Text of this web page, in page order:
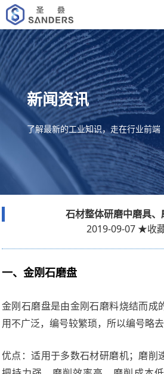
新闻资讯
了解最新的工业知识，走在行业前端
石材整体研磨中磨具
2019-09-07 ★收
一、金刚石磨盘
金刚石磨盘是由金刚石磨料烧结而成
用不广泛，编号较繁琐，所以编号略去
优点：适用于多数石材研磨机；磨削